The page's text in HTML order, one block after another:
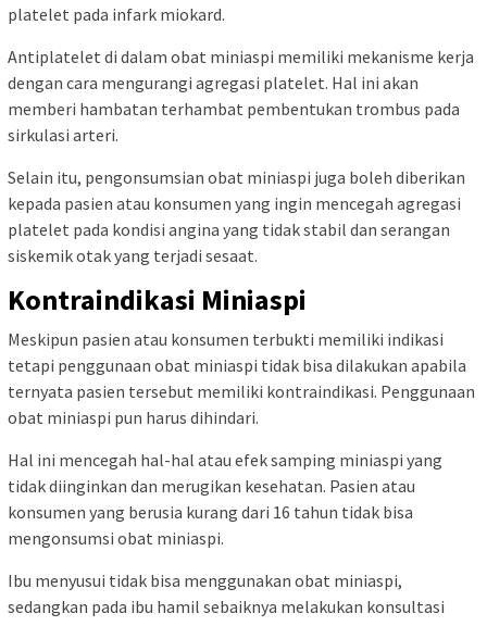
platelet pada infark miokard.
Antiplatelet di dalam obat miniaspi memiliki mekanisme kerja
dengan cara mengurangi agregasi platelet. Hal ini akan
memberi hambatan terhambat pembentukan trombus pada
sirkulasi arteri.
Selain itu, pengonsumsian obat miniaspi juga boleh diberikan
kepada pasien atau konsumen yang ingin mencegah agregasi
platelet pada kondisi angina yang tidak stabil dan serangan
siskemik otak yang terjadi sesaat.
Kontraindikasi Miniaspi
Meskipun pasien atau konsumen terbukti memiliki indikasi
tetapi penggunaan obat miniaspi tidak bisa dilakukan apabila
ternyata pasien tersebut memiliki kontraindikasi. Penggunaan
obat miniaspi pun harus dihindari.
Hal ini mencegah hal-hal atau efek samping miniaspi yang
tidak diinginkan dan merugikan kesehatan. Pasien atau
konsumen yang berusia kurang dari 16 tahun tidak bisa
mengonsumsi obat miniaspi.
Ibu menyusui tidak bisa menggunakan obat miniaspi,
sedangkan pada ibu hamil sebaiknya melakukan konsultasi